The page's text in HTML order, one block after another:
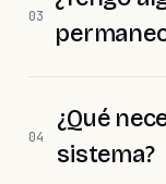
03
04
¿Qué
sistema?